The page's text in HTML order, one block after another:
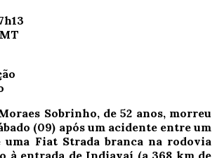
Sobrinho, de 52 anos, morreu
(09) após um acidente entre um
Fiat Strada branca na rodovia
à entrada de Indiavaí (a 368 km de